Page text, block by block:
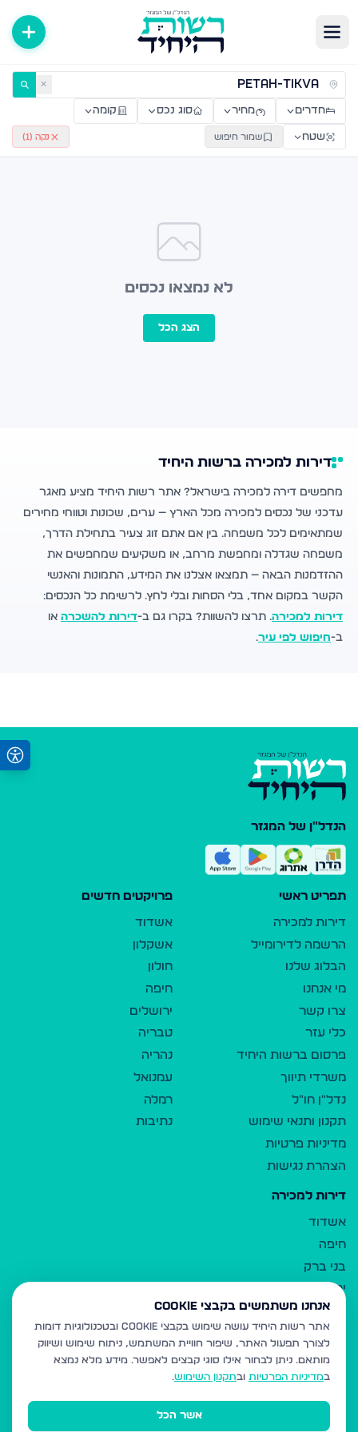
דירות למכירה ולהשכרה — רשות היחיד ✕
חדרים מחיר סוג נכס קומה
שטח שמור חיפוש נקה ( 1
)
לא נמצאו נכסים
הצג הכל
דירות למכירה ברשות היחיד
מחפשים דירה למכירה בישראל? אתר רשות היחיד מציע מאגר
עדכני של נכסים למכירה מכל הארץ — ערים, שכונות וטווחי מחירים
שמתאימים לכל משפחה. בין אם אתם זוג צעיר בתחילת הדרך,
משפחה שגדלה ומחפשת מרחב, או משקיעים שמחפשים את
ההזדמנות הבאה — תמצאו אצלנו את המידע, התמונות והאנשי
הקשר במקום אחד, בלי הסחות ובלי לחץ. לרשימת כל הנכסים:
דירות למכירה. תרצו להשוות? בקרו גם ב-דירות להשכרה או
ב-חיפוש לפי עיר.
הנדל"ן של המגזר
תפריט ראשי
דירות למכירה
הרשמה לדירומייל
הבלוג שלנו
מי אנחנו
צרו קשר
כלי עזר
פרסום ברשות היחיד
משרדי תיווך
נדל"ן חו"ל
תקנון ותנאי שימוש
מדיניות פרטיות
הצהרת נגישות
פרויקטים חדשים
אשדוד
אשקלון
חולון
חיפה
ירושלים
טבריה
נהריה
עמנואל
רמלה
נתיבות
דירות למכירה
אשדוד
חיפה
בני ברק
ירושלים
אלעד
גבעת זאב
בית שמש
רכסים
מודיעין עילית
אנחנו משתמשים בקבצי Cookie
אתר רשות היחיד עושה שימוש בקבצי Cookie ובטכנולוגיות דומות
לצורך תפעול האתר, שיפור חוויית המשתמש, ניתוח שימוש ושיווק
מותאם. ניתן לבחור אילו סוגי קבצים לאפשר. מידע מלא נמצא
במדיניות הפרטיות ובתקנון השימוש.
אשר הכל